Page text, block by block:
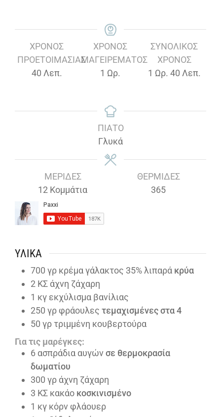
ΧΡΌΝΟΣ
ΠΡΟΕΤΟΙΜΑΣΊΑΣ
40Λεπτά
Λεπ.
ΧΡΌΝΟΣ
ΜΑΓΕΙΡΈΜΑΤΟΣ
1 Ώρα
Ωρ.
ΣΥΝΟΛΙΚΌΣ
ΧΡΌΝΟΣ
1 Ώρα
Ωρ. 40Λεπτά
Λεπ.
ΠΙΆΤΟ
Γλυκά
ΜΕΡΊΔΕΣ
12 Κομμάτια
ΘΕΡΜΊΔΕΣ
365
ΥΛΙΚΆ
700 γρ κρέμα γάλακτος 35% λιπαρά κρύα
2 ΚΣ άχνη ζάχαρη
1 κγ εκχύλισμα βανίλιας
250 γρ φράουλες τεμαχισμένες στα 4
50 γρ τριμμένη κουβερτούρα
Για τις μαρέγκες:
6 ασπράδια αυγώνσε θερμοκρασία
δωματίου
300 γρ άχνη ζάχαρη
3 ΚΣ κακάο κοσκινισμένο
1 κγ κόρν φλάουερ